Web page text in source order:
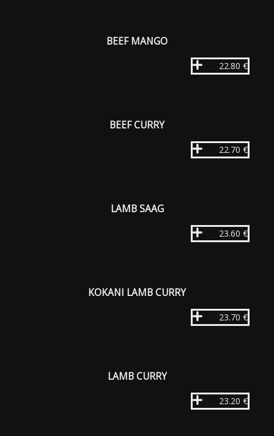
BEEF MANGO
22.80 €
BEEF CURRY
22.70 €
LAMB SAAG
23.60 €
KOKANI LAMB CURRY
23.70 €
LAMB CURRY
23.20 €